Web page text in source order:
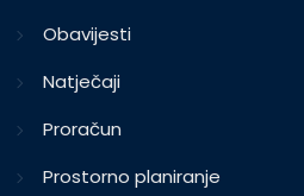
Obavijesti
Natječaji
Proračun
Prostorno planiranje